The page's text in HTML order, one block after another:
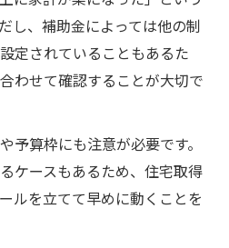
し、補助金によっては他の制
定されていることもあるた
わせて確認することが大切で
予算枠にも注意が必要です。
ケースもあるため、住宅取得
ルを立てて早めに動くことを